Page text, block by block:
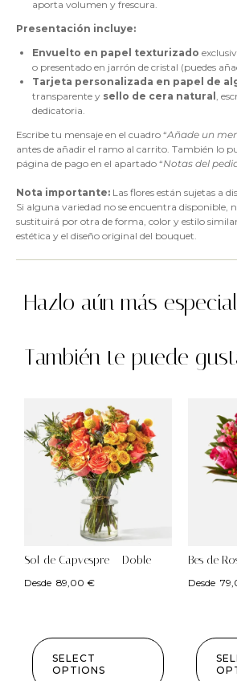
aporta volumen y frescura.
Presentación incluye:
Envuelto en papel texturizado
o presentado en jarrón de cristal (puedes
Tarjeta personalizada en papel de
transparente y sello de cera natural ,
dedicatoria.
Escribe tu mensaje en el cuadro “Añade un
antes de añadir el ramo al carrito. También lo
página de pago en el apartado “Notas del
Nota importante: Las flores están sujetas a
Si alguna variedad no se encuentra disponible,
sustituirá por otra de forma, color y estilo
estética y el diseño original del bouquet.
Hazlo aún más especial
También te puede
Sol de Capvespre – Doble
Desde 89,00 €
SELECT
OPTIONS
Bes de
Desde